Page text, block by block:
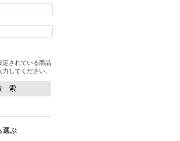
されている商品
してください。
選ぶ